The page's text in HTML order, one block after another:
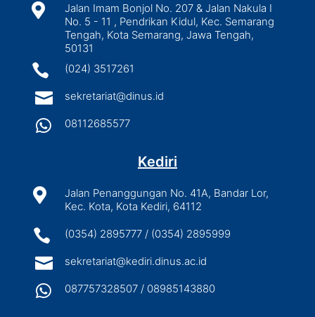

Jalan Imam Bonjol No. 207 & Jalan Nakula I
No. 5 - 11 , Pendrikan Kidul, Kec. Semarang
Tengah, Kota Semarang, Jawa Tengah,
50131
 (024) 3517261
 sekretariat@dinus.id
 08112685577
Kediri

Jalan Penanggungan No. 41A, Bandar Lor,
Kec. Kota, Kota Kediri, 64112
 (0354) 2895777 / (0354) 2895999
 sekretariat@kediri.dinus.ac.id
 087757328507 / 08985143880